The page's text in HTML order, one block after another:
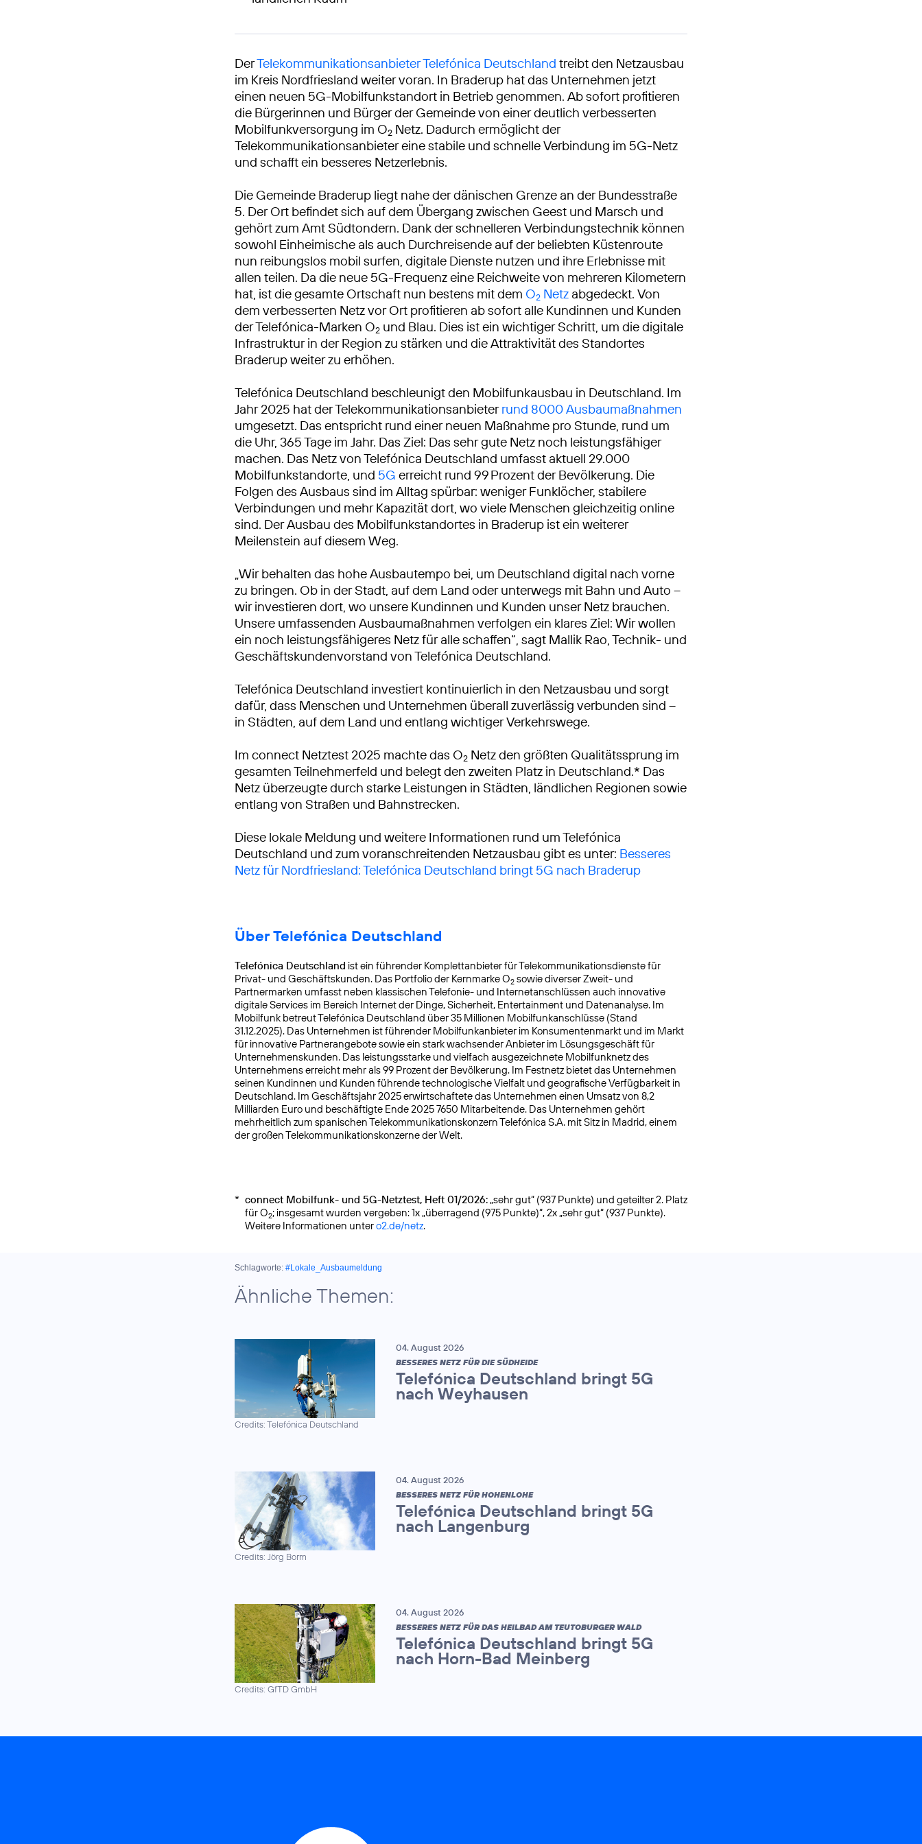
DerTelekommunikationsanbieter Telefónica Deutschland treibt den Netzausbau
im Kreis Nordfriesland weiter voran. In Braderup hat das Unternehmen jetzt
einen neuen 5G-Mobilfunkstandort in Betrieb genommen. Ab sofort profitieren
die Bürgerinnen und Bürger der Gemeinde von einer deutlich verbesserten
Mobilfunkversorgung im O2 Netz. Dadurch ermöglicht der
Telekommunikationsanbieter eine stabile und schnelle Verbindung im 5G-Netz
und schafft ein besseres Netzerlebnis.
Die Gemeinde Braderup liegt nahe der dänischen Grenze an der Bundesstraße
5. Der Ort befindet sich auf dem Übergang zwischen Geest und Marsch und
gehört zum Amt Südtondern. Dank der schnelleren Verbindungstechnik können
sowohl Einheimische als auch Durchreisende auf der beliebten Küstenroute
nun reibungslos mobil surfen, digitale Dienste nutzen und ihre Erlebnisse mit
allen teilen. Da die neue 5G-Frequenz eine Reichweite von mehreren Kilometern
hat, ist die gesamte Ortschaft nun bestens mit dem O2 Netz abgedeckt. Von
dem verbesserten Netz vor Ort profitieren ab sofort alle Kundinnen und Kunden
der Telefónica-Marken O2 und Blau. Dies ist ein wichtiger Schritt, um die digitale
Infrastruktur in der Region zu stärken und die Attraktivität des Standortes
Braderup weiter zu erhöhen.
Telefónica Deutschland beschleunigt den Mobilfunkausbau in Deutschland. Im
Jahr 2025 hat der Telekommunikationsanbieterrund 8000 Ausbaumaßnahmen
umgesetzt. Das entspricht rund einer neuen Maßnahme pro Stunde, rund um
die Uhr, 365 Tage im Jahr. Das Ziel: Das sehr gute Netz noch leistungsfähiger
machen. Das Netz von Telefónica Deutschland umfasst aktuell 29.000
Mobilfunkstandorte, und 5G erreicht rund 99 Prozent der Bevölkerung. Die
Folgen des Ausbaus sind im Alltag spürbar: weniger Funklöcher, stabilere
Verbindungen und mehr Kapazität dort, wo viele Menschen gleichzeitig online
sind. Der Ausbau des Mobilfunkstandortes in Braderup ist ein weiterer
Meilenstein auf diesem Weg.
„Wir behalten das hohe Ausbautempo bei, um Deutschland digital nach vorne
zu bringen. Ob in der Stadt, auf dem Land oder unterwegs mit Bahn und Auto –
wir investieren dort, wo unsere Kundinnen und Kunden unser Netz brauchen.
Unsere umfassenden Ausbaumaßnahmen verfolgen ein klares Ziel: Wir wollen
ein noch leistungsfähigeres Netz für alle schaffen“, sagt Mallik Rao, Technik- und
Geschäftskundenvorstand von Telefónica Deutschland.
Telefónica Deutschland investiert kontinuierlich in den Netzausbau und sorgt
dafür, dass Menschen und Unternehmen überall zuverlässig verbunden sind –
in Städten, auf dem Land und entlang wichtiger Verkehrswege.
Im connect Netztest 2025 machte das O2 Netz den größten Qualitätssprung im
gesamten Teilnehmerfeld und belegt den zweiten Platz in Deutschland.* Das
Netz überzeugte durch starke Leistungen in Städten, ländlichen Regionen sowie
entlang von Straßen und Bahnstrecken.
Diese lokale Meldung und weitere Informationen rund um Telefónica
Deutschland und zum voranschreitenden Netzausbau gibt es unter: Besseres
Netz für Nordfriesland: Telefónica Deutschland bringt 5G nach Braderup
Über Telefónica Deutschland
Telefónica Deutschland ist ein führender Komplettanbieter für Telekommunikationsdienste für
Privat- und Geschäftskunden. Das Portfolio der Kernmarke O2 sowie diverser Zweit- und
Partnermarken umfasst neben klassischen Telefonie- und Internetanschlüssen auch innovative
digitale Services im Bereich Internet der Dinge, Sicherheit, Entertainment und Datenanalyse. Im
Mobilfunk betreut Telefónica Deutschland über 35 Millionen Mobilfunkanschlüsse (Stand
31.12.2025). Das Unternehmen ist führender Mobilfunkanbieter im Konsumentenmarkt und im Markt
für innovative Partnerangebote sowie ein stark wachsender Anbieter im Lösungsgeschäft für
Unternehmenskunden. Das leistungsstarke und vielfach ausgezeichnete Mobilfunknetz des
Unternehmens erreicht mehr als 99 Prozent der Bevölkerung. Im Festnetz bietet das Unternehmen
seinen Kundinnen und Kunden führende technologische Vielfalt und geografische Verfügbarkeit in
Deutschland. Im Geschäftsjahr 2025 erwirtschaftete das Unternehmen einen Umsatz von 8,2
Milliarden Euro und beschäftigte Ende 2025 7650 Mitarbeitende. Das Unternehmen gehört
mehrheitlich zum spanischen Telekommunikationskonzern Telefónica S.A. mit Sitz in Madrid, einem
der großen Telekommunikationskonzerne der Welt.
* connect Mobilfunk- und 5G-Netztest, Heft 01/2026: „sehr gut“ (937 Punkte) und geteilter 2. Platz
für O2; insgesamt wurden vergeben: 1x „überragend (975 Punkte)“, 2x „sehr gut“ (937 Punkte).
Weitere Informationen untero2.de/netz.
Schlagworte: #Lokale_Ausbaumeldung
Ähnliche Themen:
Credits: Telefónica Deutschland
04. August 2026
BESSERES NETZ FÜR DIE SÜDHEIDE
Telefónica Deutschland bringt 5G
nach Weyhausen
Credits: Jörg Borm
04. August 2026
BESSERES NETZ FÜR HOHENLOHE
Telefónica Deutschland bringt 5G
nach Langenburg
Credits: GfTD GmbH
04. August 2026
BESSERES NETZ FÜR DAS HEILBAD AM TEUTOBURGER WALD
Telefónica Deutschland bringt 5G
nach Horn-Bad Meinberg